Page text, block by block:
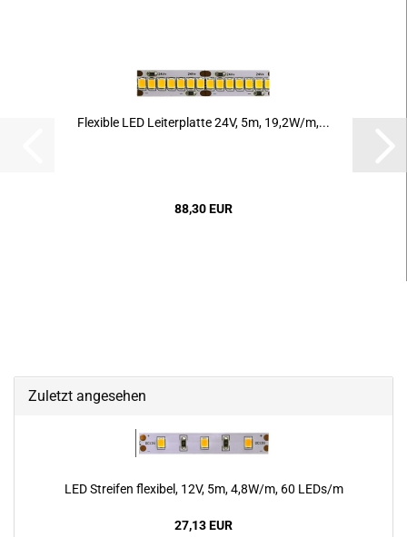
Fle­xi­ble LED Lei­ter­plat­te 24V, 5m, 19,2W/m,...
88,30 EUR
Zuletzt angesehen
LED Strei­fen fle­xi­bel, 12V, 5m, 4,8W/m, 60 LEDs/m
27,13 EUR